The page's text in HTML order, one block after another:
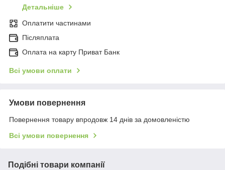
Детальніше
Оплатити частинами
Післяплата
Оплата на карту Приват Банк
Всі умови оплати
Умови повернення
Повернення товару впродовж 14 днів за домовленістю
Всі умови повернення
Подібні товари компанії